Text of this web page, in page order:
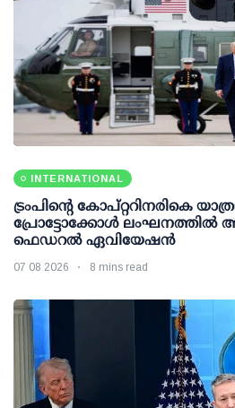
INTERNATIONAL
ട്രംപിന്റെ കോപ്റ്ററിനരികെ
പ്രോട്ടോക്കോള്‍ ലംഘനത്തില്‍
ഫെഡറല്‍ ഏവിയേഷന്‍
07 08 2026 8 mins read